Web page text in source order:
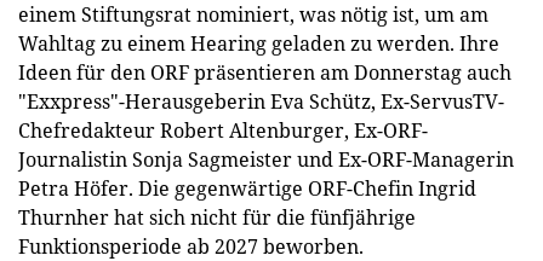
einem Stiftungsrat nominiert, was nötig ist, um am
Wahltag zu einem Hearing geladen zu werden. Ihre
Ideen für den ORF präsentieren am Donnerstag auch
"Exxpress"-Herausgeberin Eva Schütz, Ex-ServusTV-
Chefredakteur Robert Altenburger, Ex-ORF-
Journalistin Sonja Sagmeister und Ex-ORF-Managerin
Petra Höfer. Die gegenwärtige ORF-Chefin Ingrid
Thurnher hat sich nicht für die fünfjährige
Funktionsperiode ab 2027 beworben.